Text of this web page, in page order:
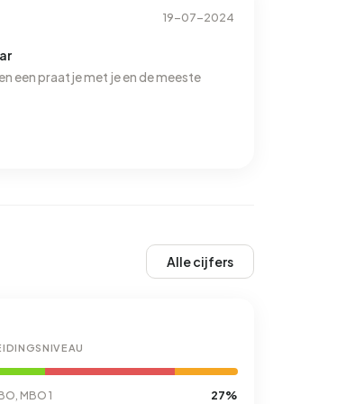
19-07-2024
een praatje met je en de meeste
Alle cijfers
MBO 1 27%